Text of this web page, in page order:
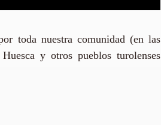
toda nuestra comunidad (en las
y otros pueblos turolenses